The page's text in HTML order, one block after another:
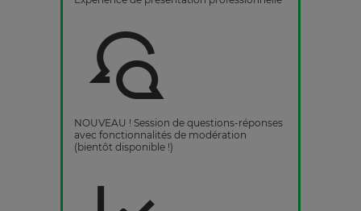
NOUVEAU ! Session de questions-réponses
avec fonctionnalités de modération
(bientôt disponible !)